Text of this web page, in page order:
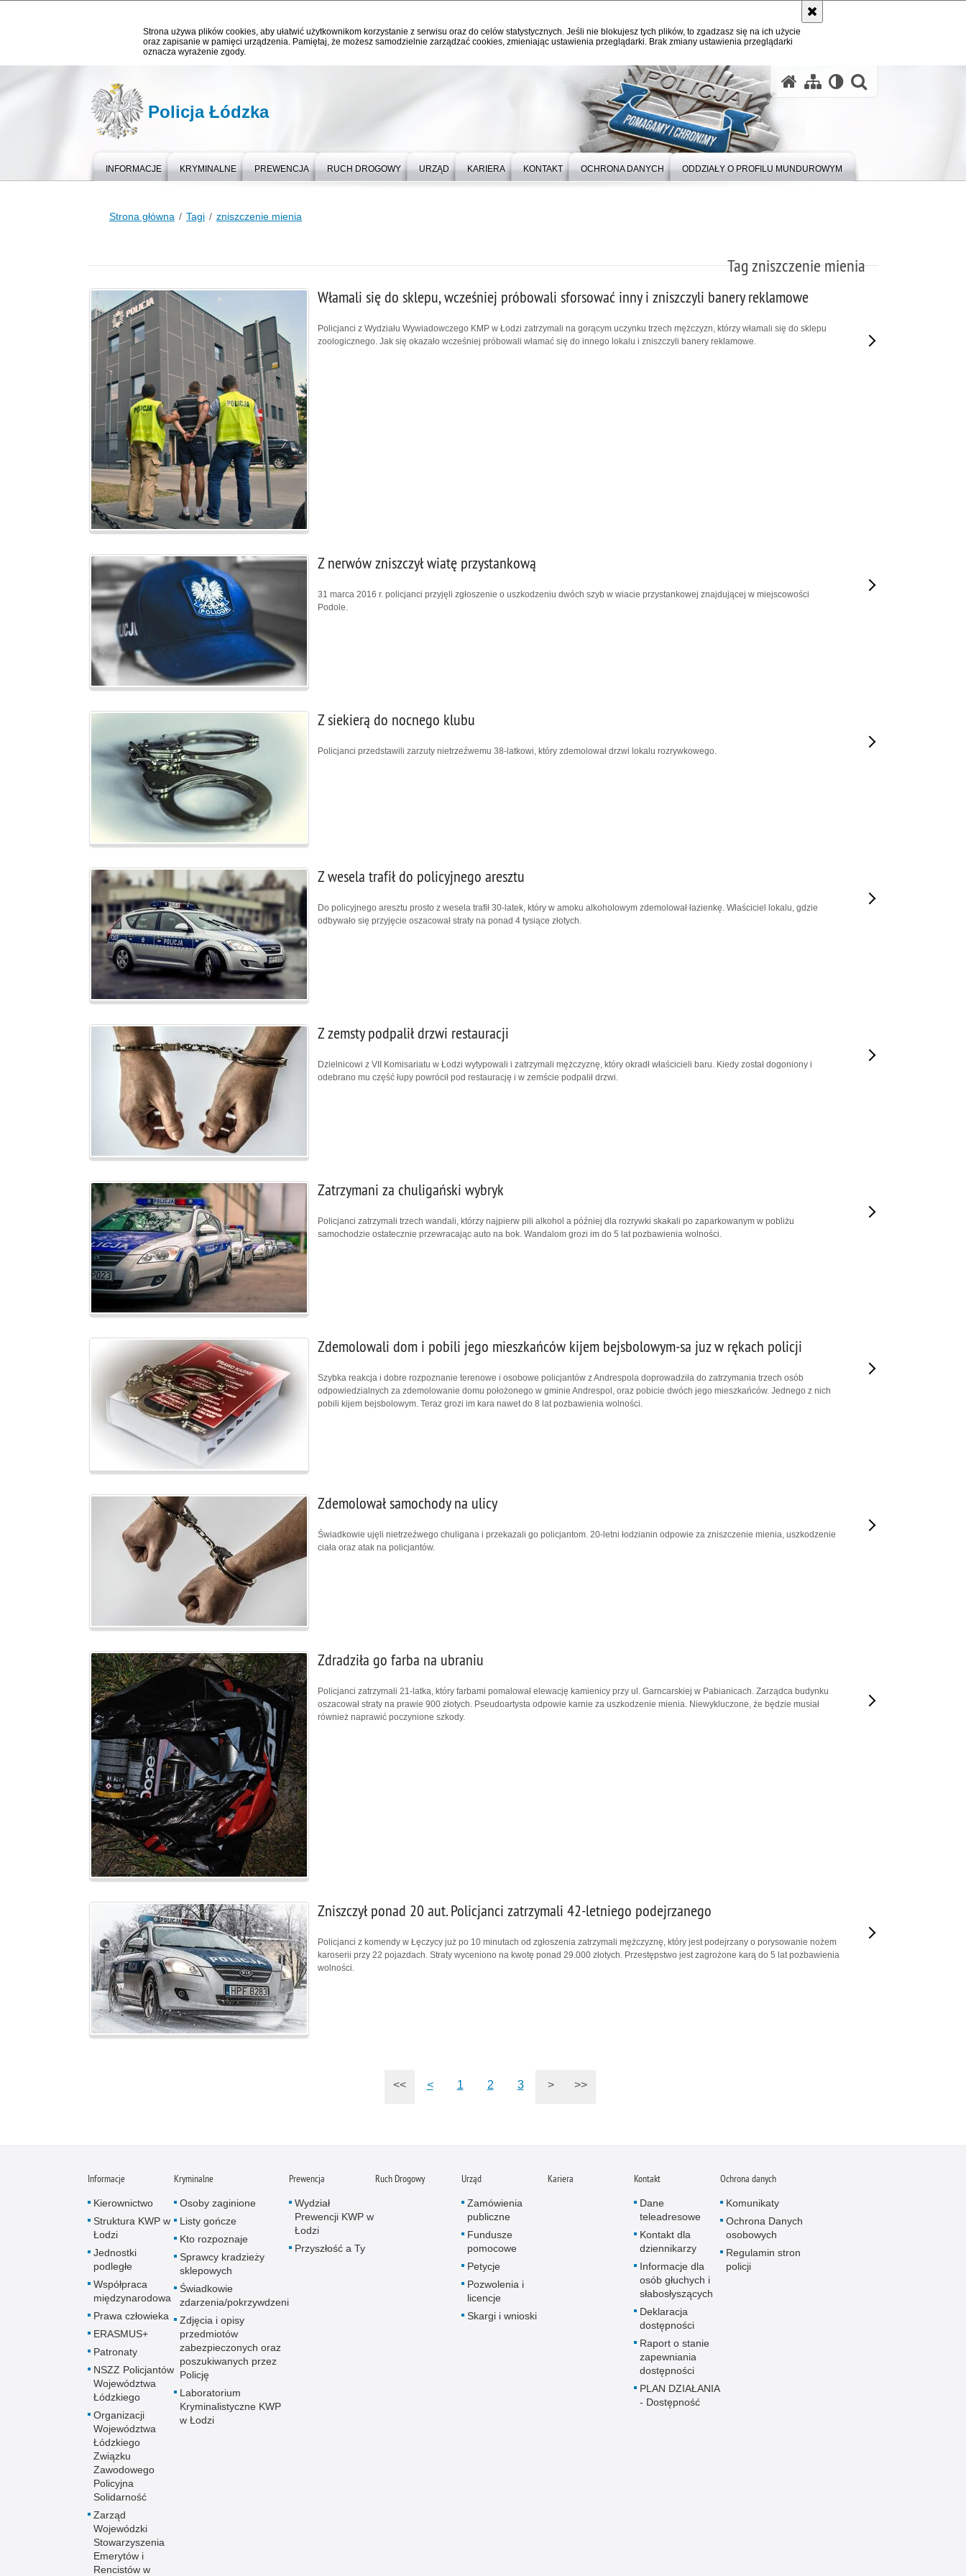
Strona używa plików cookies, aby ułatwić użytkownikom korzystanie z serwisu oraz do celów statystycznych. Jeśli nie blokujesz tych plików, to zgadzasz się na ich użycie
oraz zapisanie w pamięci urządzenia. Pamiętaj, że możesz samodzielnie zarządzać cookies, zmieniając ustawienia przeglądarki. Brak zmiany ustawienia przeglądarki
oznacza wyrażenie zgody.
Policja Łódzka
INFORMACJE KRYMINALNE PREWENCJA RUCH DROGOWY URZĄD KARIERA KONTAKT OCHRONA DANYCH ODDZIAŁY O PROFILU MUNDUROWYM
Strona główna Tagi zniszczenie mienia
Tag zniszczenie mienia
Włamali się do sklepu, wcześniej próbowali sforsować inny i zniszczyli banery reklamowe
Policjanci z Wydziału Wywiadowczego KMP w Łodzi zatrzymali na gorącym uczynku trzech mężczyzn, którzy włamali się do sklepu
zoologicznego. Jak się okazało wcześniej próbowali włamać się do innego lokalu i zniszczyli banery reklamowe.
Z nerwów zniszczył wiatę przystankową
31 marca 2016 r. policjanci przyjęli zgłoszenie o uszkodzeniu dwóch szyb w wiacie przystankowej znajdującej w miejscowości
Podole.
Z siekierą do nocnego klubu
Policjanci przedstawili zarzuty nietrzeźwemu 38-latkowi, który zdemolował drzwi lokalu rozrywkowego.
Z wesela trafił do policyjnego aresztu
Do policyjnego aresztu prosto z wesela trafił 30-latek, który w amoku alkoholowym zdemolował łazienkę. Właściciel lokalu, gdzie
odbywało się przyjęcie oszacował straty na ponad 4 tysiące złotych.
Z zemsty podpalił drzwi restauracji
Dzielnicowi z VII Komisariatu w Łodzi wytypowali i zatrzymali mężczyznę, który okradł właścicieli baru. Kiedy został dogoniony i
odebrano mu część łupy powrócił pod restaurację i w zemście podpalił drzwi.
Zatrzymani za chuligański wybryk
Policjanci zatrzymali trzech wandali, którzy najpierw pili alkohol a później dla rozrywki skakali po zaparkowanym w pobliżu
samochodzie ostatecznie przewracając auto na bok. Wandalom grozi im do 5 lat pozbawienia wolności.
Zdemolowali dom i pobili jego mieszkańców kijem bejsbolowym-sa juz w rękach policji
Szybka reakcja i dobre rozpoznanie terenowe i osobowe policjantów z Andrespola doprowadziła do zatrzymania trzech osób
odpowiedzialnych za zdemolowanie domu położonego w gminie Andrespol, oraz pobicie dwóch jego mieszkańców. Jednego z nich
pobili kijem bejsbolowym. Teraz grozi im kara nawet do 8 lat pozbawienia wolności.
Zdemolował samochody na ulicy
Świadkowie ujęli nietrzeźwego chuligana i przekazali go policjantom. 20-letni łodzianin odpowie za zniszczenie mienia, uszkodzenie
ciała oraz atak na policjantów.
Zdradziła go farba na ubraniu
Policjanci zatrzymali 21-latka, który farbami pomalował elewację kamienicy przy ul. Garncarskiej w Pabianicach. Zarządca budynku
oszacował straty na prawie 900 złotych. Pseudoartysta odpowie karnie za uszkodzenie mienia. Niewykluczone, że będzie musiał
również naprawić poczynione szkody.
Zniszczył ponad 20 aut. Policjanci zatrzymali 42-letniego podejrzanego
Policjanci z komendy w Łęczycy już po 10 minutach od zgłoszenia zatrzymali mężczyznę, który jest podejrzany o porysowanie nożem
karoserii przy 22 pojazdach. Straty wyceniono na kwotę ponad 29.000 złotych. Przestępstwo jest zagrożone karą do 5 lat pozbawienia
wolności.
<< < 1 2 3 > >>
Informacje
Kierownictwo
Struktura KWP w
Łodzi
Jednostki
podległe
Współpraca
międzynarodowa
Prawa człowieka
ERASMUS+
Patronaty
NSZZ Policjantów
Województwa
Łódzkiego
Organizacji
Województwa
Łódzkiego
Związku
Zawodowego
Policyjna
Solidarność
Zarząd
Wojewódzki
Stowarzyszenia
Emerytów i
Rencistów w
Kryminalne
Osoby zaginione
Listy gończe
Kto rozpoznaje
Sprawcy kradzieży
sklepowych
Świadkowie
zdarzenia/pokrzywdzeni
Zdjęcia i opisy
przedmiotów
zabezpieczonych oraz
poszukiwanych przez
Policję
Laboratorium
Kryminalistyczne KWP
w Łodzi
Prewencja
Wydział
Prewencji KWP w
Łodzi
Przyszłość a Ty
Ruch Drogowy Urząd
Zamówienia
publiczne
Fundusze
pomocowe
Petycje
Pozwolenia i
licencje
Skargi i wnioski
Kariera Kontakt
Dane
teleadresowe
Kontakt dla
dziennikarzy
Informacje dla
osób głuchych i
słabosłyszących
Deklaracja
dostępności
Raport o stanie
zapewniania
dostępności
PLAN DZIAŁANIA
- Dostępność
Ochrona danych
Komunikaty
Ochrona Danych
osobowych
Regulamin stron
policji